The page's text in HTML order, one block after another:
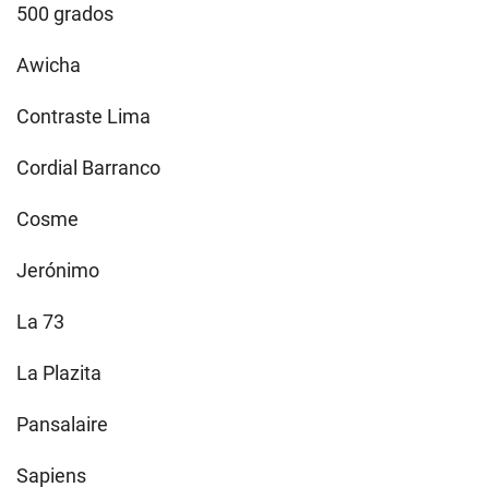
500 grados
Awicha
Contraste Lima
Cordial Barranco
Cosme
Jerónimo
La 73
La Plazita
Pansalaire
Sapiens